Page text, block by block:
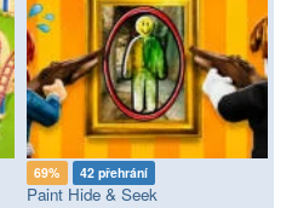
69% 42 přehrání
Paint Hide & Seek